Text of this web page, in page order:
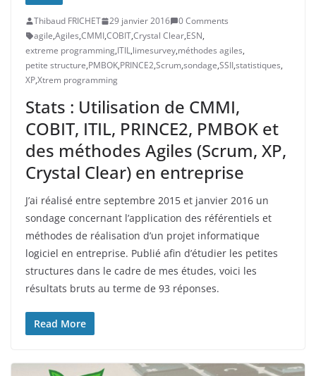
Thibaud FRICHET 29 janvier 2016
0 Comments
agile,Agiles,CMMI,COBIT,Crystal Clear,ESN,
extreme programming,ITIL,limesurvey,méthodes agiles,
petite structure,PMBOK,PRINCE2,Scrum,sondage,SSII,statistiques,
XP,Xtrem programming
Stats : Utilisation de CMMI,
COBIT, ITIL, PRINCE2, PMBOK et
des méthodes Agiles (Scrum, XP,
Crystal Clear) en entreprise
J’ai réalisé entre septembre 2015 et janvier 2016 un
sondage concernant l’application des référentiels et
méthodes de réalisation d’un projet informatique
logiciel en entreprise. Publié afin d’étudier les petites
structures dans le cadre de mes études, voici les
résultats bruts au terme de 93 réponses.
Read More